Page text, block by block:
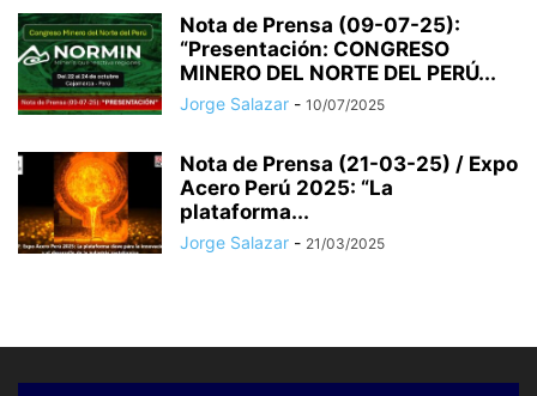
Nota de Prensa (09-07-25):
“Presentación: CONGRESO
MINERO DEL NORTE DEL PERÚ...
Jorge Salazar - 10/07/2025
Nota de Prensa (21-03-25) / Expo
Acero Perú 2025: “La
plataforma...
Jorge Salazar - 21/03/2025